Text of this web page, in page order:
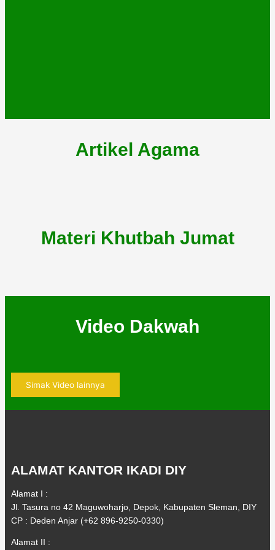
Artikel Agama
Materi Khutbah Jumat
Video Dakwah
Simak Video lainnya
ALAMAT KANTOR IKADI DIY
Alamat I :
Jl. Tasura no 42 Maguwoharjo, Depok, Kabupaten Sleman, DIY
CP : Deden Anjar (+62 896-9250-0330)
Alamat II :